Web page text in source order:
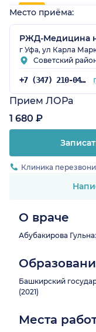
Место приёма:
РЖД-Медицина
г Уфа, ул Карла
Советский
+7 (347) 210-04-96
Прием ЛОРа
1 680 ₽
Клиника
О враче
Абубакирова
Башкирский
(2021)
Места